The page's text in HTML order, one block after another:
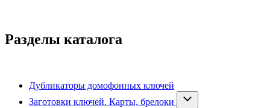
Разделы каталога
Дубликаторы домофонных ключей
Заготовки ключей. Карты, брелоки